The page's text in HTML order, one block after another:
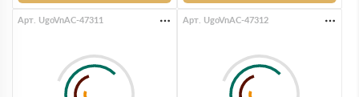
Арт. UgoVnAC-47311 Арт. UgoVnAC-47312